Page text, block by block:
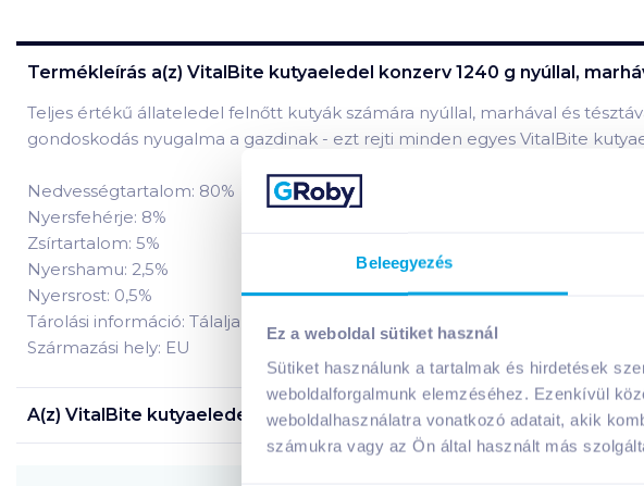
Beleegyezés
Ez a weboldal sütiket használ
Sütiket használunk a tartalmak és hirdetések
weboldalforgalmunk elemzéséhez. Ezenkívül
weboldalhasználatra vonatkozó adatait, akik
számukra vagy az Ön által használt más
Termékleírás a(z) VitalBite kutyaeledel konzerv 1240 g nyúllal,
Teljes értékű állateledel felnőtt kutyák számára nyúllal, marhával és
gondoskodás nyugalma a gazdinak - ezt rejti minden egyes VitalBite
Nedvességtartalom: 80%
Nyersfehérje: 8%
Zsírtartalom: 5%
Nyershamu: 2,5%
Nyersrost: 0,5%
Tárolási információ: Tálalja szobahőmérsékleten! A nyitott dobozt hűtőben
Származási hely: EU
A(z) VitalBite kutyaeledel konzerv 1240 g nyúllal, marhával és